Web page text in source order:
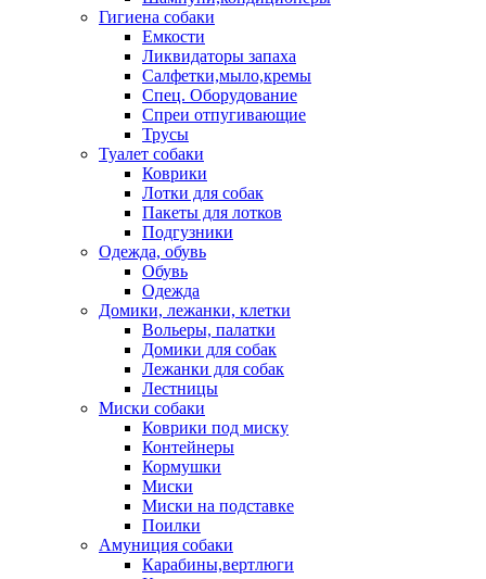
Гигиена собаки
Емкости
Ликвидаторы запаха
Салфетки,мыло,кремы
Спец. Оборудование
Спреи отпугивающие
Трусы
Туалет собаки
Коврики
Лотки для собак
Пакеты для лотков
Подгузники
Одежда, обувь
Обувь
Одежда
Домики, лежанки, клетки
Вольеры, палатки
Домики для собак
Лежанки для собак
Лестницы
Миски собаки
Коврики под миску
Контейнеры
Кормушки
Миски
Миски на подставке
Поилки
Амуниция собаки
Карабины,вертлюги